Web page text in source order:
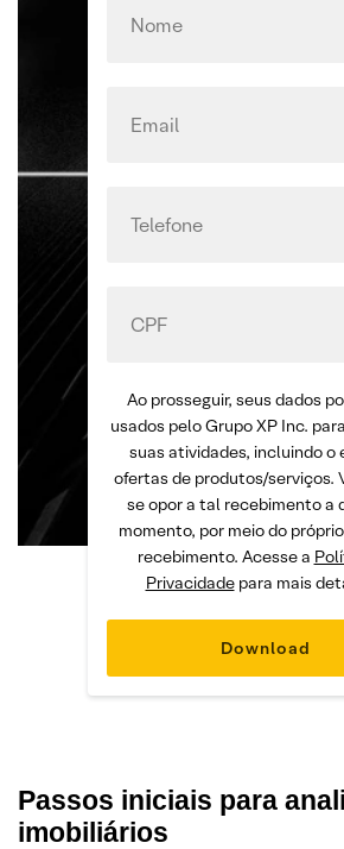
Ao prosseguir, seus dados
usados pelo Grupo XP Inc.
suas atividades, incluindo o
ofertas de produtos/serviços.
se opor a tal recebimento a
momento, por meio do
recebimento. Acesse a
Privacidadepara mais
Passos iniciais para
imobiliários